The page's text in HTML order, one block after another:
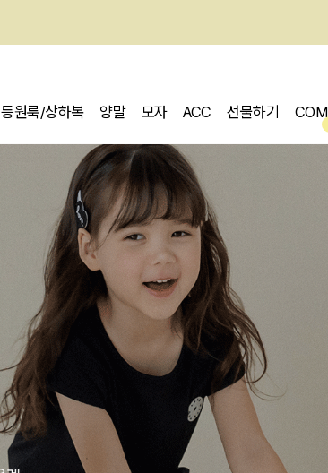
등원룩/상하복 양말 모자 ACC 선물하기